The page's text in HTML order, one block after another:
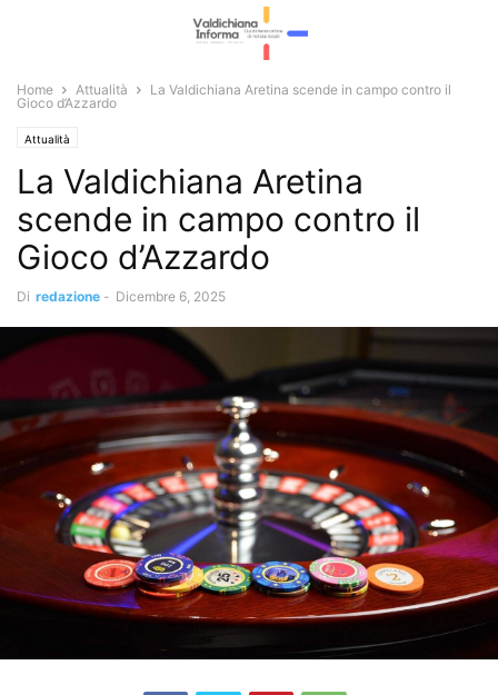
Home Attualità
La Valdichiana Aretina scende in campo contro il
Gioco d’Azzardo
Attualità
La Valdichiana Aretina
scende in campo contro il
Gioco d’Azzardo
Di redazione - Dicembre 6, 2025